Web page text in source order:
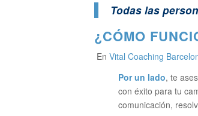
Todas las
¿CÓMO
En Vital Coaching
Por un lado, te
con éxito para tu
comunicación,